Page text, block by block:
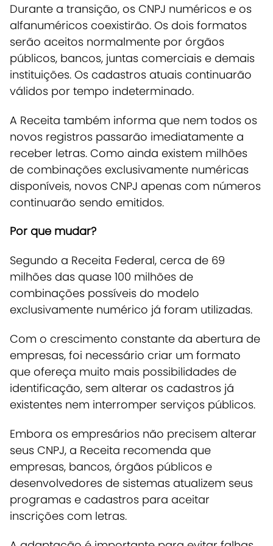
Durante a transição, os CNPJ numéricos e os
alfanuméricos coexistirão. Os dois formatos
serão aceitos normalmente por órgãos
públicos, bancos, juntas comerciais e demais
instituições. Os cadastros atuais continuarão
válidos por tempo indeterminado.
A Receita também informa que nem todos os
novos registros passarão imediatamente a
receber letras. Como ainda existem milhões
de combinações exclusivamente numéricas
disponíveis, novos CNPJ apenas com números
continuarão sendo emitidos.
Por que mudar?
Segundo a Receita Federal, cerca de 69
milhões das quase 100 milhões de
combinações possíveis do modelo
exclusivamente numérico já foram utilizadas.
Com o crescimento constante da abertura de
empresas, foi necessário criar um formato
que ofereça muito mais possibilidades de
identificação, sem alterar os cadastros já
existentes nem interromper serviços públicos.
Embora os empresários não precisem alterar
seus CNPJ, a Receita recomenda que
empresas, bancos, órgãos públicos e
desenvolvedores de sistemas atualizem seus
programas e cadastros para aceitar
inscrições com letras.